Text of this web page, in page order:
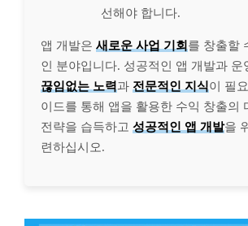
선해야 합니다.
앱 개발은 새로운 사업 기회를 창출할
인 분야입니다. 성공적인 앱 개발과 운
끊임없는 노력과 전문적인 지식이 필
이드를 통해 앱을 활용한 수익 창출의
전략을 습득하고 성공적인 앱 개발을
련하십시오.